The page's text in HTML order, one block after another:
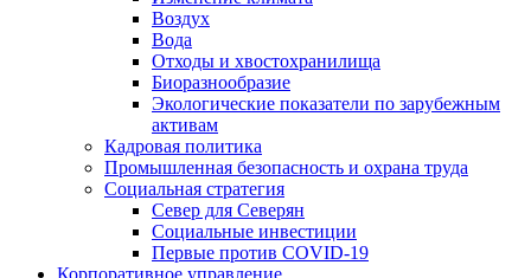
Воздух
Вода
Отходы и хвостохранилища
Биоразнообразие
Экологические показатели по зарубежным
активам
Кадровая политика
Промышленная безопасность и охрана труда
Социальная стратегия
Север для Северян
Социальные инвестиции
Первые против COVID‑19
Корпоративное управление